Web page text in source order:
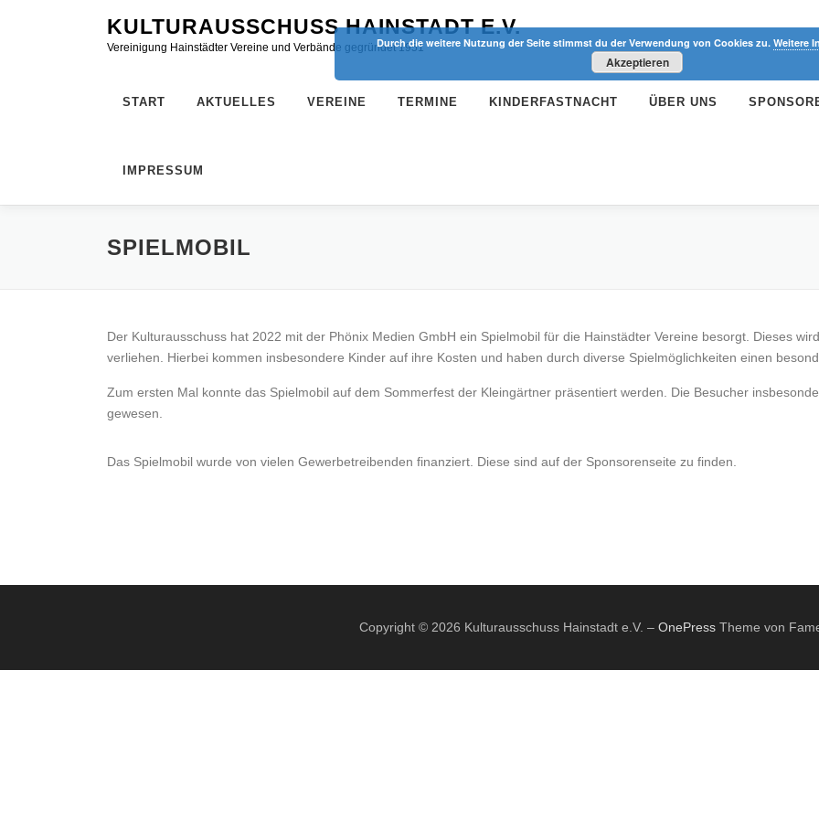
KULTURAUSSCHUSS HAINSTADT E.V.
Vereinigung Hainstädter Vereine und Verbände gegründet 1951
START AKTUELLES VEREINE TERMINE KINDERFASTNACHT ÜBER UNS
IMPRESSUM
SPIELMOBIL
Der Kulturausschuss hat 2022 mit der Phönix Medien GmbH ein Spielmobil für die Hainstädter Vereine besorgt. Dieses
verliehen. Hierbei kommen insbesondere Kinder auf ihre Kosten und haben durch diverse Spielmöglichkeiten einen
Zum ersten Mal konnte das Spielmobil auf dem Sommerfest der Kleingärtner präsentiert werden. Die Besucher
gewesen.
Das Spielmobil wurde von vielen Gewerbetreibenden finanziert. Diese sind auf der Sponsorenseite zu finden.
Copyright © 2026 Kulturausschuss Hainstadt e.V. – OnePressTheme von
Durch die weitere Nutzung der Seite stimmst du der Verwendung von Cookies zu. Weitere
Akzeptieren